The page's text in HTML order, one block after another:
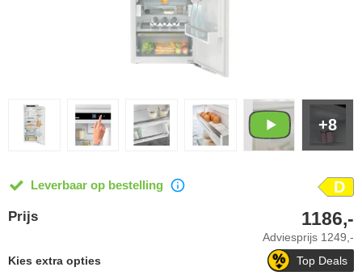
+8
Leverbaar op bestelling D
Prijs
Adviesprijs 1249,-
1186,-
Top Deals
Kies extra opties